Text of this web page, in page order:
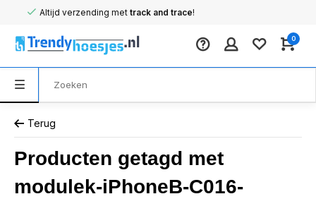
Altijd verzending mettrack and trace!
0
Terug
Producten getagd met
modulek-iPhoneB-C016-